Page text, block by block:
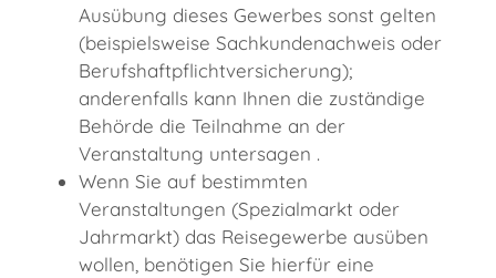
Ausübung dieses Gewerbes sonst gelten
(beispielsweise Sachkundenachweis oder
Berufshaftpflichtversicherung);
anderenfalls kann Ihnen die zuständige
Behörde die Teilnahme an der
Veranstaltung untersagen .
Wenn Sie auf bestimmten
Veranstaltungen (Spezialmarkt oder
Jahrmarkt) das Reisegewerbe ausüben
wollen, benötigen Sie hierfür eine